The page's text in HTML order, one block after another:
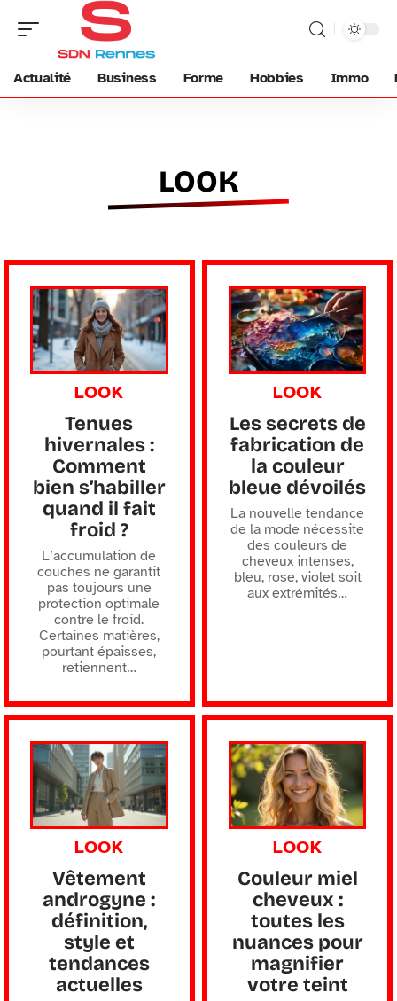
Actualité Business Forme Hobbies Immo
LOOK
LOOK
Tenues
hivernales :
Comment
bien s’habiller
quand il fait
froid ?
L’accumulation de
couches ne garantit
pas toujours une
protection optimale
contre le froid.
Certaines matières,
pourtant épaisses,
retiennent…
LOOK
Les secrets de
fabrication de
la couleur
bleue dévoilés
La nouvelle tendance
de la mode nécessite
des couleurs de
cheveux intenses,
bleu, rose, violet soit
aux extrémités…
LOOK
Vêtement
androgyne :
définition,
style et
tendances
actuelles
LOOK
Couleur miel
cheveux :
toutes les
nuances pour
magnifier
votre teint